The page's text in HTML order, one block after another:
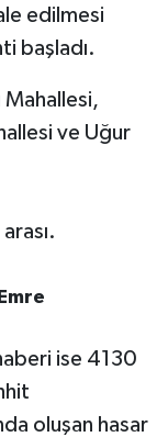
edilmesi
başladı.
ve Uğur
ise 4130
oluşan hasar